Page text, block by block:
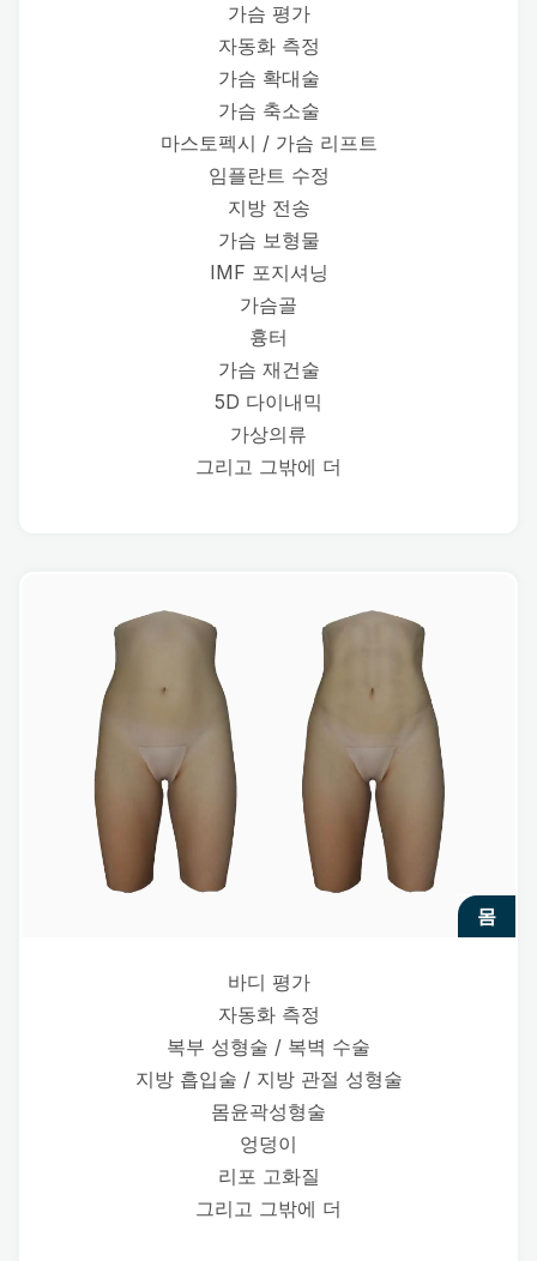
가슴 평가
자동화 측정
가슴 확대술
가슴 축소술
마스토펙시 / 가슴 리프트
임플란트 수정
지방 전송
가슴 보형물
IMF 포지셔닝
가슴골
흉터
가슴 재건술
5D 다이내믹
가상의류
그리고 그밖에 더
몸
바디 평가
자동화 측정
복부 성형술 / 복벽 수술
지방 흡입술 / 지방 관절 성형술
몸윤곽성형술
엉덩이
리포 고화질
그리고 그밖에 더